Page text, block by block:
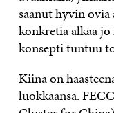
saanut hyvin
konkretia alkaa
konsepti tuntuu
Kiina on
luokkaansa.